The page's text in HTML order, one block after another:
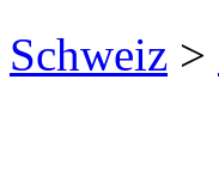
Schweiz >